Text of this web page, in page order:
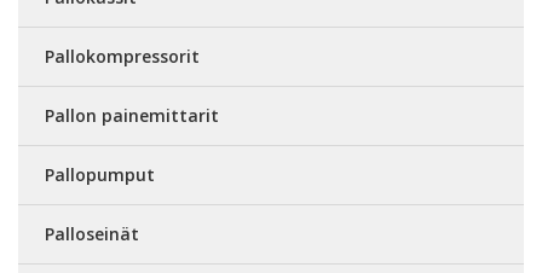
Pallokompressorit
Pallon painemittarit
Pallopumput
Palloseinät